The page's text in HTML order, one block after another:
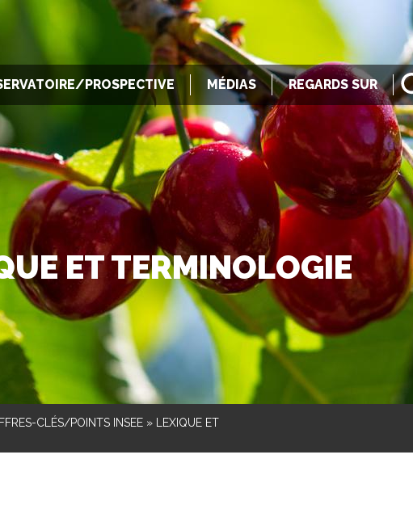
PROSPECTIVE MÉDIAS REGARDS SUR
ET TERMINOLOGIE
CLÉS/POINTS INSEE »
LEXIQUE ET